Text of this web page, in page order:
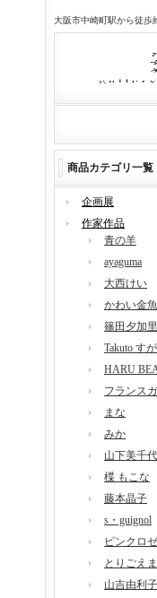
大阪市中崎町駅から徒
商品カテゴリ一覧
企画展
作家作品
青の羊
ayaguma
大西けい
かわい金魚
篠田夕加里
Takuto す
HARU
フランス
まな
みか
山下美千代
楪 もこな
藤本晶子
s・guignol
ピンクロ
とりごえ
山吉由利子